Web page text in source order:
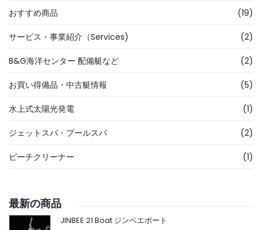
おすすめ商品 (19)
サービス・事業紹介（Services) (2)
B&G海洋センター 配備艇など (2)
お買い得備品・中古艇情報 (5)
水上式太陽光発電 (1)
ジェットスパ・プールスパ (2)
ビーチクリーナー (1)
最新の商品
JINBEE 21 Boat ジンベエボート